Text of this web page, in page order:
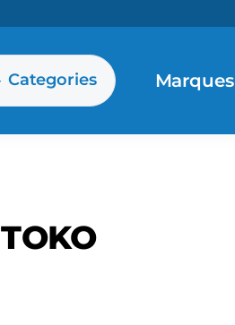
Categories Marques
TOKO